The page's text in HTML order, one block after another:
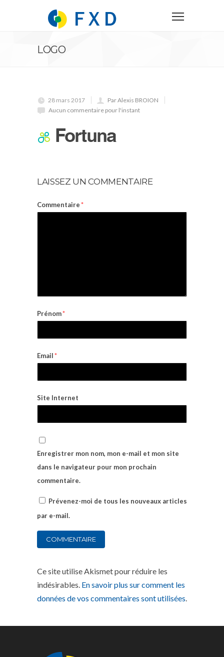
LOGO
28 mars 2017
Par Alexis BROION
Aucun commentaire pour l'instant
LAISSEZ UN COMMENTAIRE
Commentaire*
Prénom*
Email*
Site Internet
Enregistrer mon nom, mon e-mail et mon site
dans le navigateur pour mon prochain
commentaire.
Prévenez-moi de tous les nouveaux articles
par e-mail.
Ce site utilise Akismet pour réduire les
indésirables. En savoir plus sur comment les
données de vos commentaires sont utilisées.